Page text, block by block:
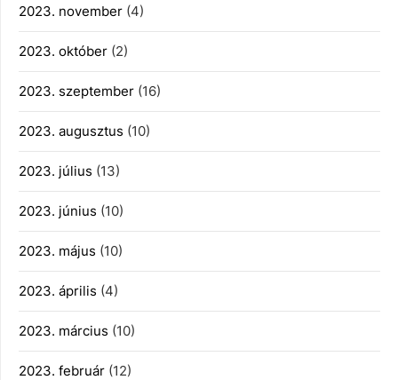
2023. november (4)
2023. október (2)
2023. szeptember (16)
2023. augusztus (10)
2023. július (13)
2023. június (10)
2023. május (10)
2023. április (4)
2023. március (10)
2023. február (12)